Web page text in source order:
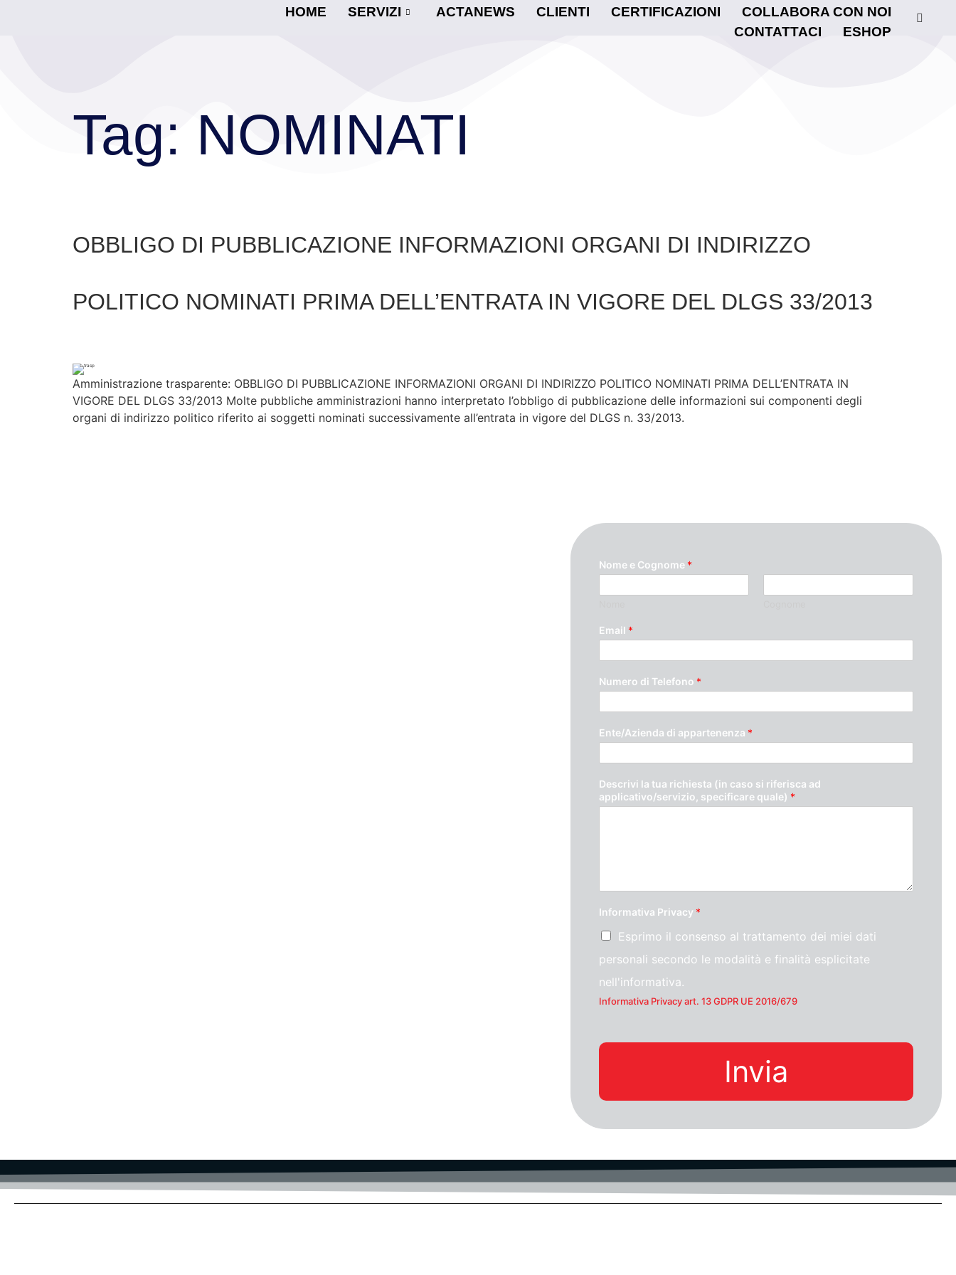
HOME SERVIZI ACTANEWS CLIENTI CERTIFICAZIONI
COLLABORA CON NOI
CONTATTACI
ESHOP
Tag: NOMINATI
OBBLIGO DI PUBBLICAZIONE INFORMAZIONI ORGANI DI INDIRIZZO
POLITICO NOMINATI PRIMA DELL’ENTRATA IN VIGORE DEL DLGS 33/2013
Amministrazione trasparente: OBBLIGO DI PUBBLICAZIONE INFORMAZIONI ORGANI DI INDIRIZZO POLITICO NOMINATI PRIMA DELL’ENTRATA IN
VIGORE DEL DLGS 33/2013 Molte pubbliche amministrazioni hanno interpretato l’obbligo di pubblicazione delle informazioni sui componenti degli
organi di indirizzo politico riferito ai soggetti nominati successivamente all’entrata in vigore del DLGS n. 33/2013.
Nome e Cognome *
Email *
Numero di Telefono *
Ente/Azienda di appartenenza *
Descrivi la tua richiesta (in caso si riferisca ad
applicativo/servizio, specificare quale) *
Informativa Privacy *
Esprimo il consenso al trattamento dei miei dati
personali secondo le modalità e finalità esplicitate
nell'informativa.
Informativa Privacy art. 13 GDPR UE 2016/679
Invia